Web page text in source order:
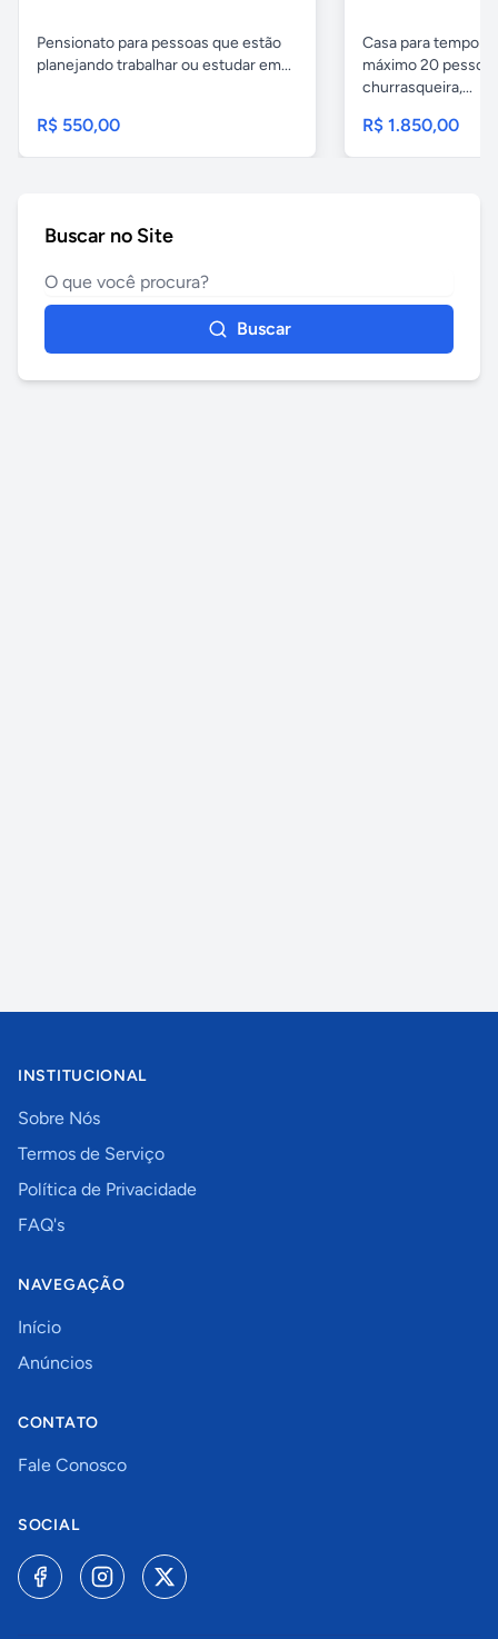
Pensionato para pessoas que estão
planejando trabalhar ou estudar em...
R$ 550,00
Casa para
máximo 20
churrasqueira,...
R$ 1.850,00
Buscar no Site
Buscar
INSTITUCIONAL
Sobre Nós
Termos de Serviço
Política de Privacidade
FAQ's
NAVEGAÇÃO
Início
Anúncios
CONTATO
Fale Conosco
SOCIAL